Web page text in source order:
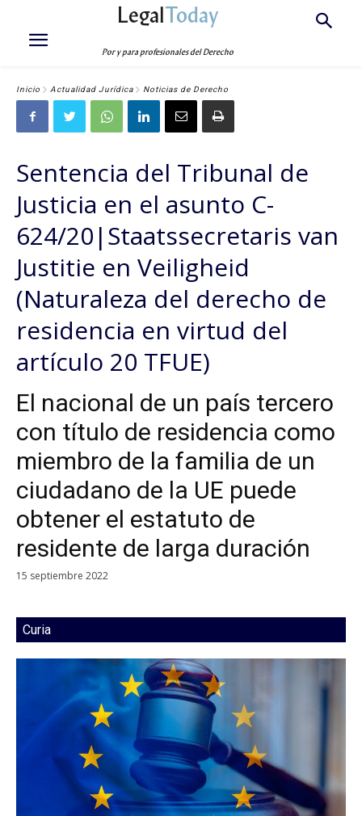
LegalToday
Por y para profesionales del Derecho
Inicio Actualidad Jurídica Noticias de Derecho
Sentencia del Tribunal de
Justicia en el asunto C-
624/20|Staatssecretaris van
Justitie en Veiligheid
(Naturaleza del derecho de
residencia en virtud del
artículo 20 TFUE)
El nacional de un país tercero
con título de residencia como
miembro de la familia de un
ciudadano de la UE puede
obtener el estatuto de
residente de larga duración
15 septiembre 2022
Curia